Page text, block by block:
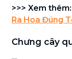
>>> Xem
Ra Hoa Đúng
Chưng cây